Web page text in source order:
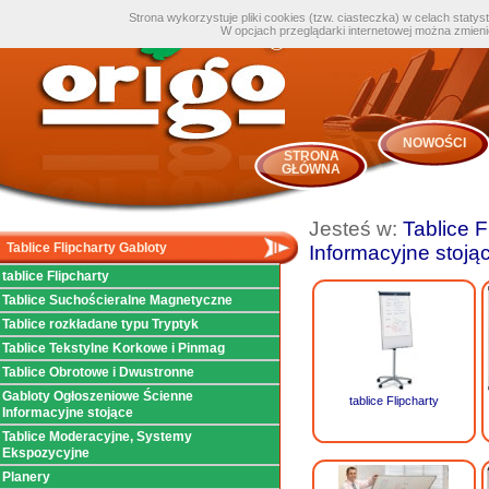
Strona wykorzystuje pliki cookies (tzw. ciasteczka) w celach
W opcjach przeglądarki internetowej można
STRONA
GŁÓWNA
NOWOŚCI
Tablice Flipcharty Gabloty
tablice Flipcharty
Tablice Suchościeralne Magnetyczne
Tablice rozkładane typu Tryptyk
Tablice Tekstylne Korkowe i Pinmag
Tablice Obrotowe i Dwustronne
Gabloty Ogłoszeniowe Ścienne
Informacyjne stojące
Tablice Moderacyjne, Systemy
Ekspozycyjne
Planery
Jesteś w: Tablice
Informacyjne
tablice Flipcharty